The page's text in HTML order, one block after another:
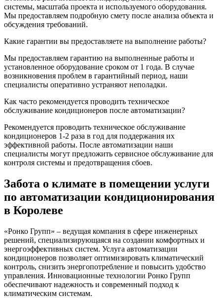
системы, масштаба проекта и используемого оборудования.
Мы предоставляем подробную смету после анализа объекта и
обсуждения требований.
Какие гарантии вы предоставляете на выполнение работы?
Мы предоставляем гарантию на выполненные работы и
установленное оборудование сроком от 1 года. В случае
возникновения проблем в гарантийный период, наши
специалисты оперативно устраняют неполадки.
Как часто рекомендуется проводить техническое
обслуживание кондиционеров после автоматизации?
Рекомендуется проводить техническое обслуживание
кондиционеров 1-2 раза в год для поддержания их
эффективной работы. После автоматизации наши
специалисты могут предложить сервисное обслуживание для
контроля системы и предотвращения сбоев.
Забота о климате в помещении услуги
по автоматизации кондиционирования
в Королеве
«Ронко Групп» – ведущая компания в сфере инженерных
решений, специализирующаяся на создании комфортных и
энергоэффективных систем. Услуга автоматизации
кондиционеров позволяет оптимизировать климатический
контроль, снизить энергопотребление и повысить удобство
управления. Инновационные технологии Ронко Групп
обеспечивают надежность и современный подход к
климатическим системам.